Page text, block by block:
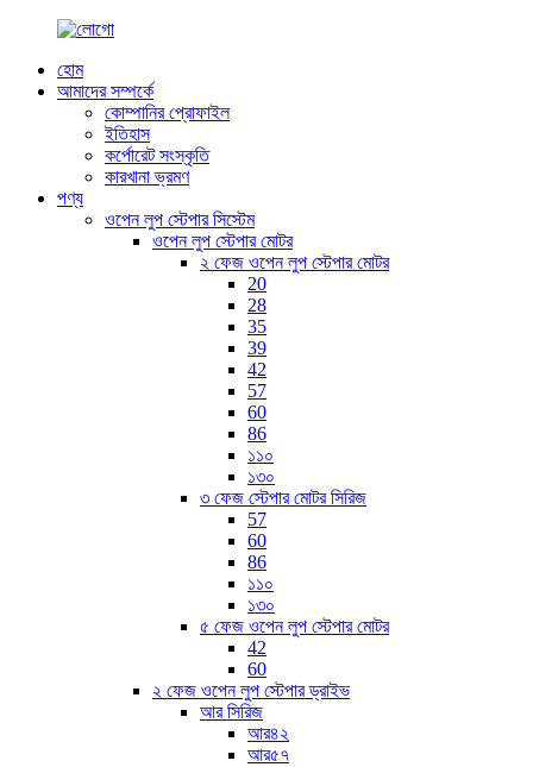
হোম
আমাদের সম্পর্কে
কোম্পানির প্রোফাইল
ইতিহাস
কর্পোরেট সংস্কৃতি
কারখানা ভ্রমণ
পণ্য
ওপেন লুপ স্টেপার সিস্টেম
ওপেন লুপ স্টেপার মোটর
২ ফেজ ওপেন লুপ স্টেপার মোটর
20
28
35
39
42
57
60
86
১১০
১৩০
৩ ফেজ স্টেপার মোটর সিরিজ
57
60
86
১১০
১৩০
৫ ফেজ ওপেন লুপ স্টেপার মোটর
42
60
২ ফেজ ওপেন লুপ স্টেপার ড্রাইভ
আর সিরিজ
আর৪২
আর৫৭